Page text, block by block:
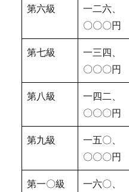
第六級
一二六、
〇〇〇円
第七級
一三四、
〇〇〇円
第八級
一四二、
〇〇〇円
第九級
一五〇、
〇〇〇円
第一〇級
一六〇、